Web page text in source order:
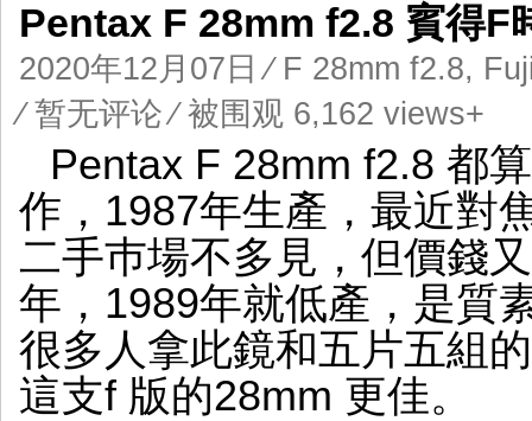
Pentax F 28mm f2.8 賓得F
2020年12月07日 ⁄ F 28mm f2.8,
⁄暂无评论⁄ 被围观 6,162 views+
Pentax F 28mm f2.8 都
作，1987年生產，最近對
二手巿場不多見，但價錢
年，1989年就低產，是質
很多人拿此鏡和五片五組
這支f 版的28mm 更佳。